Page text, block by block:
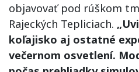
objavovať pod rúškom
Rajeckých Tepliciach.
koľajisko aj ostatné
večernom osvetlení.